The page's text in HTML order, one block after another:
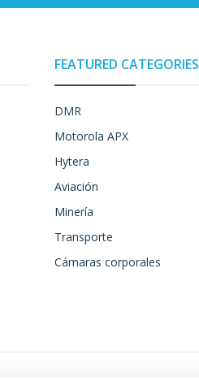
FEATURED CATEGORIES
DMR
Motorola APX
Hytera
Aviación
Minería
Transporte
Cámaras corporales